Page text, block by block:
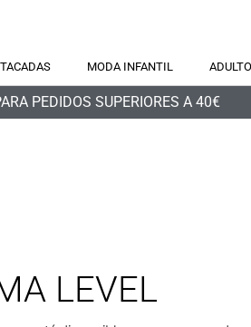
MODA INFANTIL
PEDIDOS SUPERIORES A 40€
LEVEL